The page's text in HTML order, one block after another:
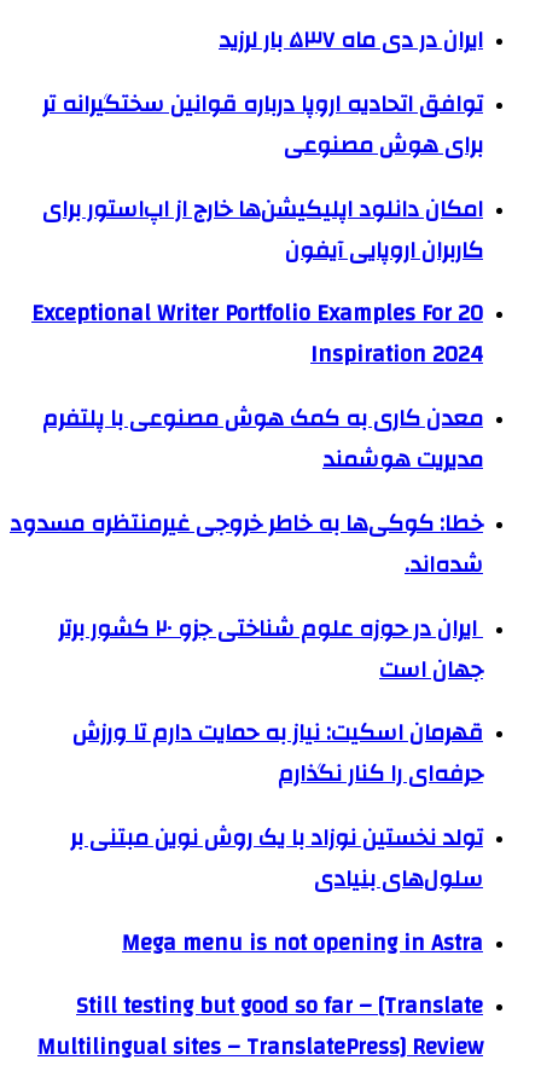
ایران در دی ماه ۵۳۷ بار لرزید
توافق اتحادیه اروپا درباره قوانین سختگیرانه تر
برای هوش مصنوعی
امکان دانلود اپلیکیشن‌ها خارج از اپ‌استور برای
کاربران اروپایی آیفون
20 Exceptional Writer Portfolio Examples For
Inspiration 2024
معدن کاری به کمک هوش مصنوعی با پلتفرم
مدیریت هوشمند
خطا: کوکی‌ها به خاطر خروجی غیرمنتظره مسدود
شده‌اند.
ایران در حوزه علوم شناختی جزو ۲۰ کشور برتر
جهان است
قهرمان اسکیت: نیاز به حمایت دارم تا ورزش
حرفه‌ای را کنار نگذارم
تولد نخستین نوزاد با یک روش نوین مبتنی بر
سلول‌های بنیادی
Mega menu is not opening in Astra
Still testing but good so far – [Translate
Multilingual sites – TranslatePress] Review